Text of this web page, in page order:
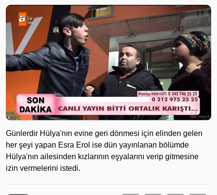
Günlerdir Hülya'nın evine geri dönmesi için elinden gelen
her şeyi yapan Esra Erol ise dün yayınlanan bölümde
Hülya'nın ailesinden kızlarının eşyalarını verip gitmesine
izin vermelerini istedi.